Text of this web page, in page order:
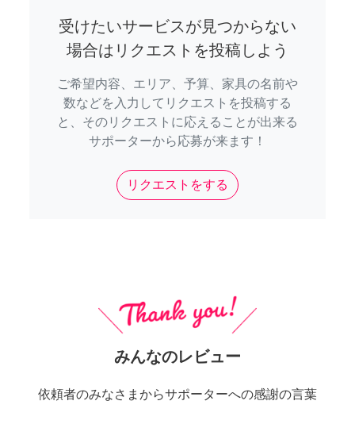
受けたいサービスが見つからない
場合はリクエストを投稿しよう
ご希望内容、エリア、予算、家具の名前や
数などを入力してリクエストを投稿する
と、そのリクエストに応えることが出来る
サポーターから応募が来ます！
リクエストをする
みんなのレビュー
依頼者のみなさまからサポーターへの感謝の言葉